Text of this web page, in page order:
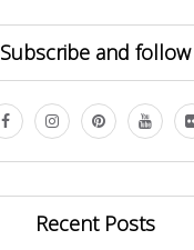
Subscribe and follow
Recent Posts